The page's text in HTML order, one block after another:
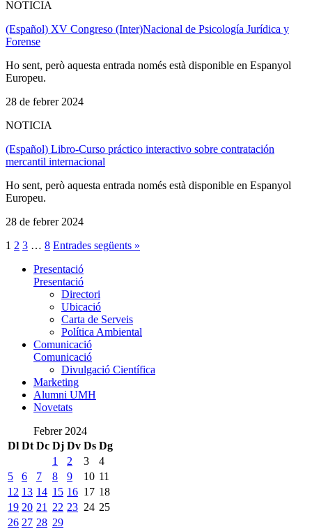
NOTICIA
(Español) XV Congreso (Inter)Nacional de Psicología Jurídica y
Forense
Ho sent, però aquesta entrada només està disponible en Espanyol
Europeu.
28 de febrer 2024
NOTICIA
(Español) Libro-Curso práctico interactivo sobre contratación
mercantil internacional
Ho sent, però aquesta entrada només està disponible en Espanyol
Europeu.
28 de febrer 2024
1 2 3 … 8 Entrades següents »
Presentació
Presentació
Directori
Ubicació
Carta de Serveis
Política Ambiental
Comunicació
Comunicació
Divulgació Científica
Marketing
Alumni UMH
Novetats
Febrer 2024
Dl Dt Dc Dj Dv Ds Dg
1
2 3
4
5
6 7 8 9 10 11
12 13 14 15 16 17 18
19 20 21 22 23 24 25
26 27 28 29